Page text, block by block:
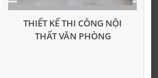
THIẾT KẾ THI CÔNG NỘI
THẤT VĂN PHÒNG